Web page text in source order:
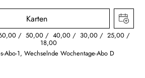
Karten
50,00 40,00 30,00 25,00
18,00
Abo-1, Wechselnde Wochentage-Abo D